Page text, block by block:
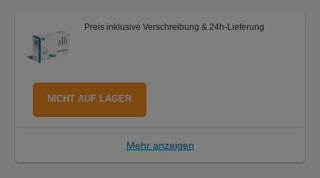
Preis inklusive Verschreibung & 24h-Lieferung
NICHT AUF LAGER
Mehr anzeigen